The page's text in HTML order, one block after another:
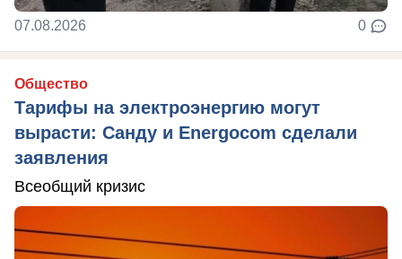
07.08.2026 0
Общество
Тарифы на электроэнергию могут
вырасти: Санду и Energocom сделали
заявления
Всеобщий кризис